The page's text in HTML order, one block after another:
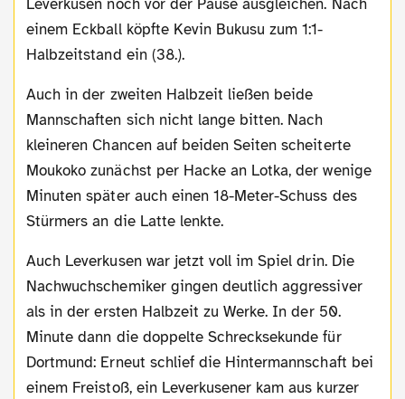
Leverkusen noch vor der Pause ausgleichen. Nach
einem Eckball köpfte Kevin Bukusu zum 1:1-
Halbzeitstand ein (38.).
Auch in der zweiten Halbzeit ließen beide
Mannschaften sich nicht lange bitten. Nach
kleineren Chancen auf beiden Seiten scheiterte
Moukoko zunächst per Hacke an Lotka, der wenige
Minuten später auch einen 18-Meter-Schuss des
Stürmers an die Latte lenkte.
Auch Leverkusen war jetzt voll im Spiel drin. Die
Nachwuchschemiker gingen deutlich aggressiver
als in der ersten Halbzeit zu Werke. In der 50.
Minute dann die doppelte Schrecksekunde für
Dortmund: Erneut schlief die Hintermannschaft bei
einem Freistoß, ein Leverkusener kam aus kurzer